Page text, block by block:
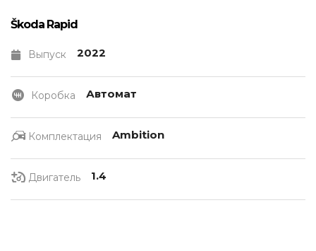
Škoda Rapid
Выпуск 2022
Коробка Автомат
Комплектация Ambition
Двигатель 1.4